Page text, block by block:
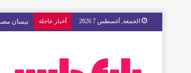
الجمعة, أغسطس 7 2026 أخبار عاجلة مع « The Next Ad » ، إنوي يُسند حملته الإعلانية المقبلة إلى الشباب المغربي